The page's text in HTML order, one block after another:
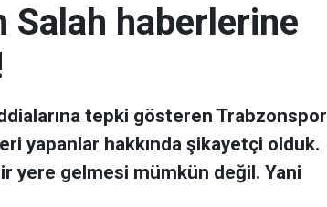
Salah haberlerine
tepki gösteren Trabzonspor
yapanlar hakkında şikayetçi olduk.
yere gelmesi mümkün değil. Yani